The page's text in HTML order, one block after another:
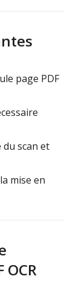
page PDF
du scan et
mise en